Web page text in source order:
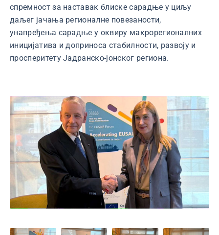
спремност за наставак блиске сарадње у циљу
даљег јачања регионалне повезаности,
унапређења сарадње у оквиру макрорегионалних
иницијатива и доприноса стабилности, развоју и
просперитету Јадранско-јонског региона.